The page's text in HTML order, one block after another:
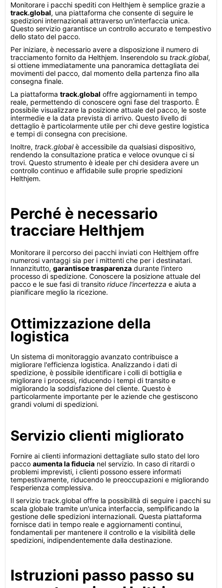
Monitorare i pacchi spediti con Helthjem è semplice grazie a
track.global, una piattaforma che consente di seguire le
spedizioni internazionali attraverso un'interfaccia unica.
Questo servizio garantisce un controllo accurato e tempestivo
dello stato del pacco.
Per iniziare, è necessario avere a disposizione il numero di
tracciamento fornito da Helthjem. Inserendolo su track.global,
si ottiene immediatamente una panoramica dettagliata dei
movimenti del pacco, dal momento della partenza fino alla
consegna finale.
La piattaforma track.global offre aggiornamenti in tempo
reale, permettendo di conoscere ogni fase del trasporto. È
possibile visualizzare la posizione attuale del pacco, le soste
intermedie e la data prevista di arrivo. Questo livello di
dettaglio è particolarmente utile per chi deve gestire logistica
e tempi di consegna con precisione.
Inoltre, track.globalè accessibile da qualsiasi dispositivo,
rendendo la consultazione pratica e veloce ovunque ci si
trovi. Questo strumento è ideale per chi desidera avere un
controllo continuo e affidabile sulle proprie spedizioni
Helthjem.
Perché è necessario
tracciare Helthjem
Monitorare il percorso dei pacchi inviati con Helthjem offre
numerosi vantaggi sia per i mittenti che per i destinatari.
Innanzitutto, garantisce trasparenza durante l'intero
processo di spedizione. Conoscere la posizione attuale del
pacco e le sue fasi di transito riduce l'incertezza e aiuta a
pianificare meglio la ricezione.
Ottimizzazione della
logistica
Un sistema di monitoraggio avanzato contribuisce a
migliorare l'efficienza logistica. Analizzando i dati di
spedizione, è possibile identificare i colli di bottiglia e
migliorare i processi, riducendo i tempi di transito e
migliorando la soddisfazione del cliente. Questo è
particolarmente importante per le aziende che gestiscono
grandi volumi di spedizioni.
Servizio clienti migliorato
Fornire ai clienti informazioni dettagliate sullo stato del loro
pacco aumenta la fiducia nel servizio. In caso di ritardi o
problemi imprevisti, i clienti possono essere informati
tempestivamente, riducendo le preoccupazioni e migliorando
l'esperienza complessiva.
Il servizio track.global offre la possibilità di seguire i pacchi su
scala globale tramite un'unica interfaccia, semplificando la
gestione delle spedizioni internazionali. Questa piattaforma
fornisce dati in tempo reale e aggiornamenti continui,
fondamentali per mantenere il controllo e la visibilità delle
spedizioni, indipendentemente dalla destinazione.
Istruzioni passo passo su